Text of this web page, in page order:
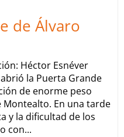
de Álvaro
Héctor Esnéver
la Puerta Grande
de enorme peso
En una tarde
y la dificultad de los
con...